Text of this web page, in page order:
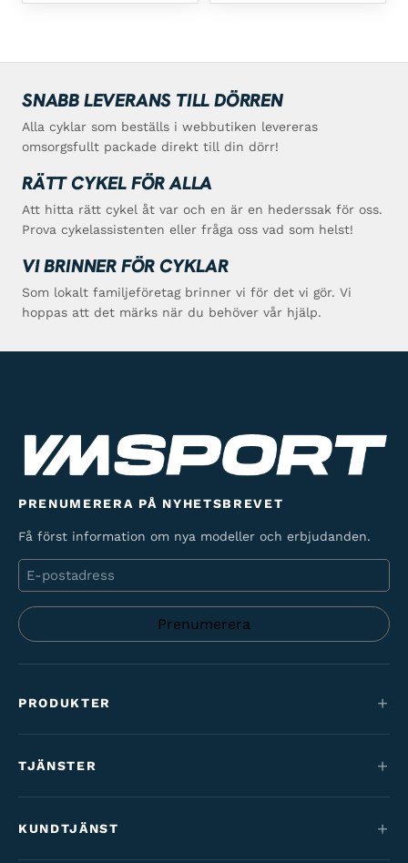
SNABB LEVERANS TILL DÖRREN
Alla cyklar som beställs i webbutiken levereras
omsorgsfullt packade direkt till din dörr!
RÄTT CYKEL FÖR ALLA
Att hitta rätt cykel åt var och en är en hederssak för oss.
Prova cykelassistenten eller fråga oss vad som helst!
VI BRINNER FÖR CYKLAR
Som lokalt familjeföretag brinner vi för det vi gör. Vi
hoppas att det märks när du behöver vår hjälp.
PRENUMERERA PÅ NYHETSBREVET
Få först information om nya modeller och erbjudanden.
E-
post
PRODUKTER
Maantie & gravel
Barncyklar
TJÄNSTER
KUNDTJÄNST